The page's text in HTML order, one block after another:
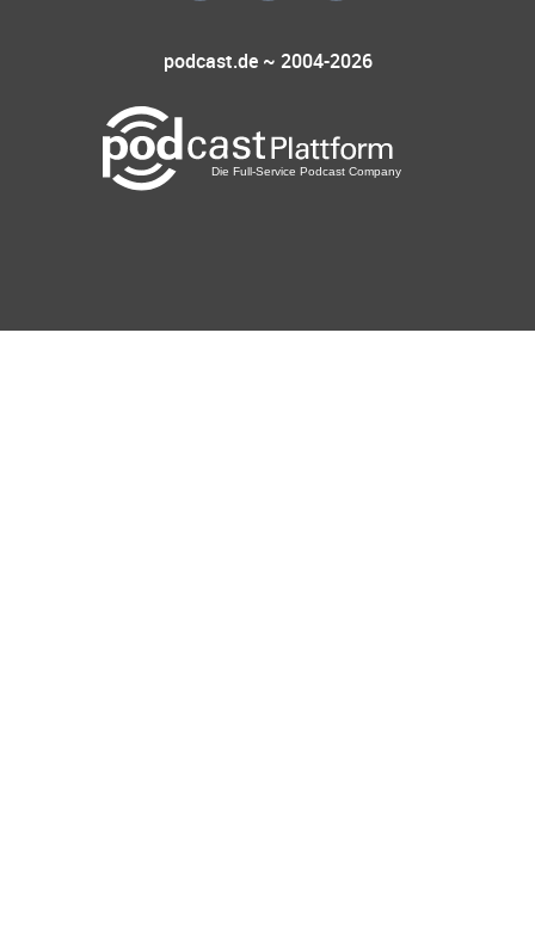
podcast.de ~ 2004-2026